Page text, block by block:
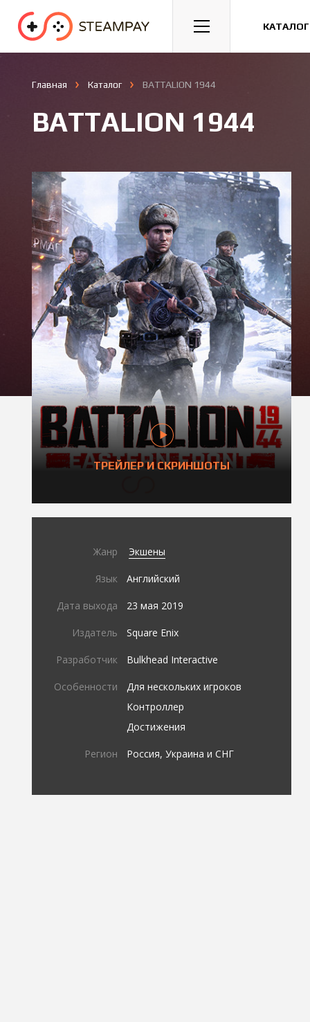
Спорт Гонки Казуальные
Главная Каталог BATTALION 1944
BATTALION 1944
ТРЕЙЛЕР И СКРИНШОТЫ
Жанр Экшены
Язык Английский
Дата выхода 23 мая 2019
Издатель Square Enix
Разработчик Bulkhead Interactive
Особенности
Для нескольких игроков
Контроллер
Достижения
Регион Россия, Украина и СНГ